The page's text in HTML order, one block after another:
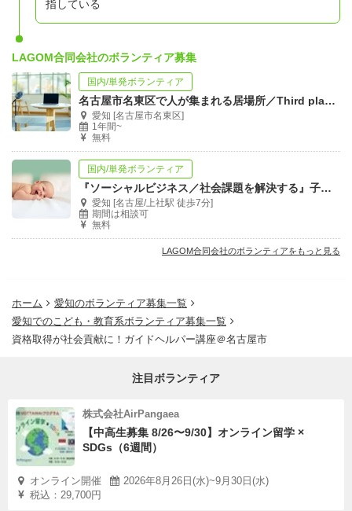
指している
LAGOM合同会社のボランティア募集
国内/単発ボランティア
名古屋市名東区で人が集まれる居場所／Third place作りのお手伝いを募集！
愛知 [名古屋市名東区]
1年間~
無料
国内/単発ボランティア
『ソーシャルビジネス／社会課題を解決する』子育て支援・産前産後支援ヘルパー募集！
愛知 [名古屋/上社駅 徒歩7分]
期間は相談可
無料
LAGOM合同会社のボランティアをもっと見る
ホーム
愛知のボランティア募集一覧
愛知でのこども・教育系ボランティア募集一覧
資格取得が社会貢献に！ガイドヘルパー講座＠名古屋市
注目ボランティア
株式会社AirPangaea
【中高生募集 8/26〜9/30】オンライン留学 ×
SDGs（6週間）
オンライン開催
2026年8月26日(水)~9月30日(水)
税込：29,700円